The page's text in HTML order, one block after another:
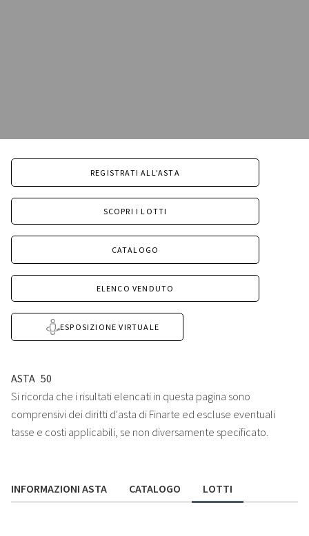
REGISTRATI ALL'ASTA
SCOPRI I LOTTI
CATALOGO
ELENCO VENDUTO
ESPOSIZIONE VIRTUALE
ASTA 50
Si ricorda che i risultati elencati in questa pagina sono
comprensivi dei diritti d'asta di Finarte ed escluse eventuali
tasse e costi applicabili, se non diversamente specificato.
INFORMAZIONI ASTA CATALOGO LOTTI